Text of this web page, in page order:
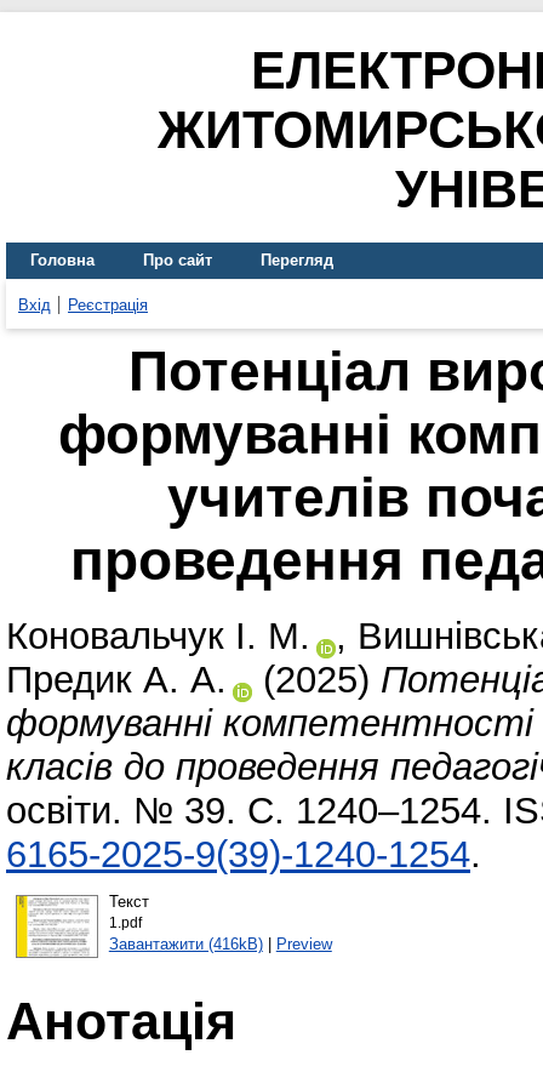
Головна Про сайт Перегляд
Вхід Реєстрація
Потенціал
формуванні
учителів
проведення
Коновальчук І. М. ,
Предик А. А.
(2025)
формуванні компетентності
класів до проведення
освіти. № 39. С. 1240–1254.
6165-2025-9(39)-1240-1254.
Текст
1.pdf
Завантажити (416kB)| Preview
Анотація